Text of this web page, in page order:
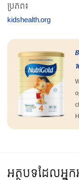
ប្រភព៖
kidshealth.org
អត្ថបទដែលអ្ន